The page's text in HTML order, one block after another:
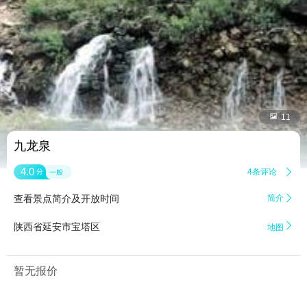
 11
九龙泉
4.0 分 一般 4条评论 
查看景点简介及开放时间 简介 
陕西省延安市宝塔区 地图 
暂无报价
